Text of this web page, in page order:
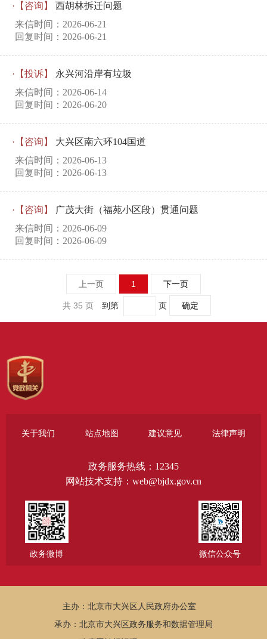
·【咨询】 西胡林拆迁问题
来信时间：2026-06-21
回复时间：2026-06-21
·【投诉】 永兴河沿岸有垃圾
来信时间：2026-06-14
回复时间：2026-06-20
·【咨询】 大兴区南六环104国道
来信时间：2026-06-13
回复时间：2026-06-13
·【咨询】
广茂大街（福苑小区段）贯通问题
来信时间：2026-06-09
回复时间：2026-06-09
上一页 1 下一页
共 35 页 到第 页 确定
关于我们 站点地图 建议意见 法律声明
政务服务热线：12345
网站技术支持：web@bjdx.gov.cn
政务微博 微信公众号
主办：北京市大兴区人民政府办公室
承办：北京市大兴区政务服务和数据管理局